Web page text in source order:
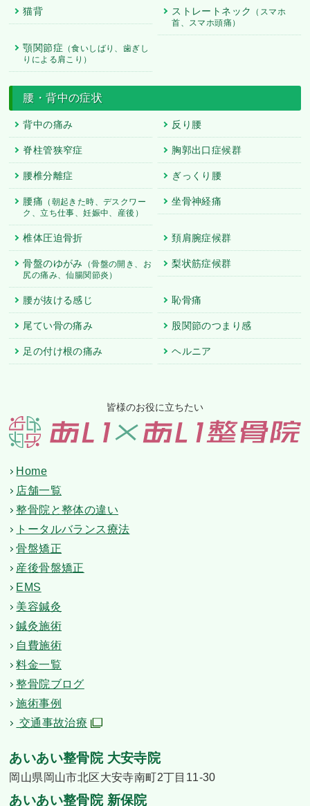
猫背 ストレートネック
（スマホ
首、スマホ頭痛）
顎関節症 （食いしばり、歯ぎし
りによる肩こり）
腰・背中の症状
背中の痛み 反り腰
脊柱管狭窄症 胸郭出口症候群
腰椎分離症 ぎっくり腰
腰痛 （朝起きた時、デスクワー
ク、立ち仕事、妊娠中、産後）
坐骨神経痛
椎体圧迫骨折 頚肩腕症候群
骨盤のゆがみ
（骨盤の開き、お
尻の痛み、仙腸関節炎）
梨状筋症候群
腰が抜ける感じ 恥骨痛
尾てい骨の痛み 股関節のつまり感
足の付け根の痛み ヘルニア
皆様のお役に立ちたい
Home
店舗一覧
整骨院と整体の違い
トータルバランス療法
骨盤矯正
産後骨盤矯正
EMS
美容鍼灸
鍼灸施術
自費施術
料金一覧
整骨院ブログ
施術事例
交通事故治療
あいあい整骨院 大安寺院
岡山県岡山市北区大安寺南町2丁目11-30
あいあい整骨院 新保院